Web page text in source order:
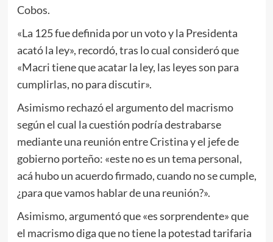
Cobos.
«La 125 fue definida por un voto y la Presidenta
acató la ley», recordó, tras lo cual consideró que
«Macri tiene que acatar la ley, las leyes son para
cumplirlas, no para discutir».
Asimismo rechazó el argumento del macrismo
según el cual la cuestión podría destrabarse
mediante una reunión entre Cristina y el jefe de
gobierno porteño: «este no es un tema personal,
acá hubo un acuerdo firmado, cuando no se cumple,
¿para que vamos hablar de una reunión?».
Asimismo, argumentó que «es sorprendente» que
el macrismo diga que no tiene la potestad tarifaria